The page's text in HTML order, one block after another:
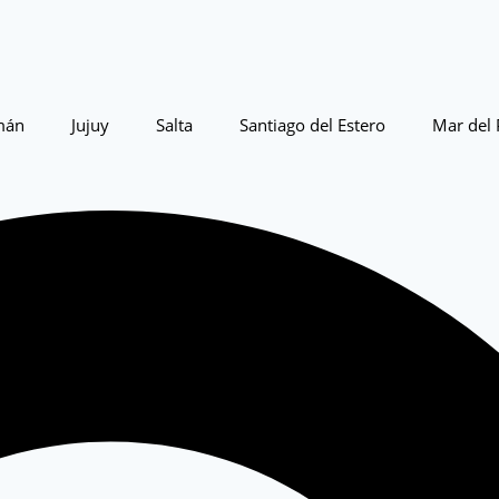
Jujuy Salta Santiago del Estero Mar del